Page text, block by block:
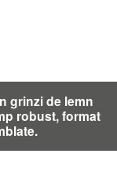
grinzi de lemn
robust, format